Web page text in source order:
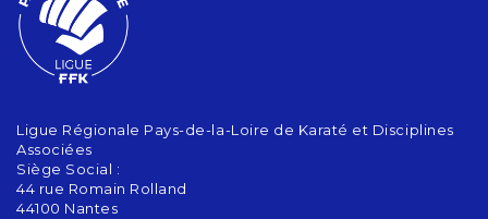
Ligue Régionale Pays-de-la-Loire de Karaté et Disciplines
Associées
Siège Social :
44 rue Romain Rolland
44100 Nantes